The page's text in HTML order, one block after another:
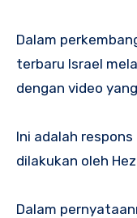
Dalam
terbaru Israel
dengan video
Ini adalah
dilakukan oleh
Dalam